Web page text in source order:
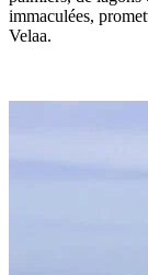
immaculées,
Velaa.